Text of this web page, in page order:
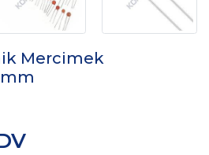
Mercimek